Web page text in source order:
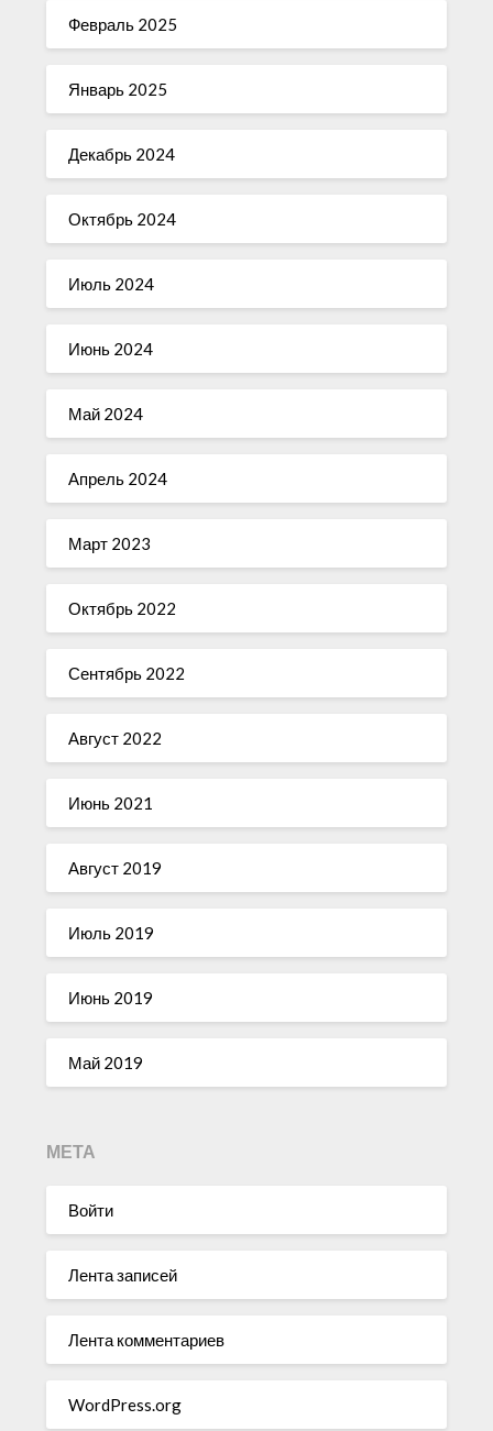
Февраль 2025
Январь 2025
Декабрь 2024
Октябрь 2024
Июль 2024
Июнь 2024
Май 2024
Апрель 2024
Март 2023
Октябрь 2022
Сентябрь 2022
Август 2022
Июнь 2021
Август 2019
Июль 2019
Июнь 2019
Май 2019
МЕТА
Войти
Лента записей
Лента комментариев
WordPress.org